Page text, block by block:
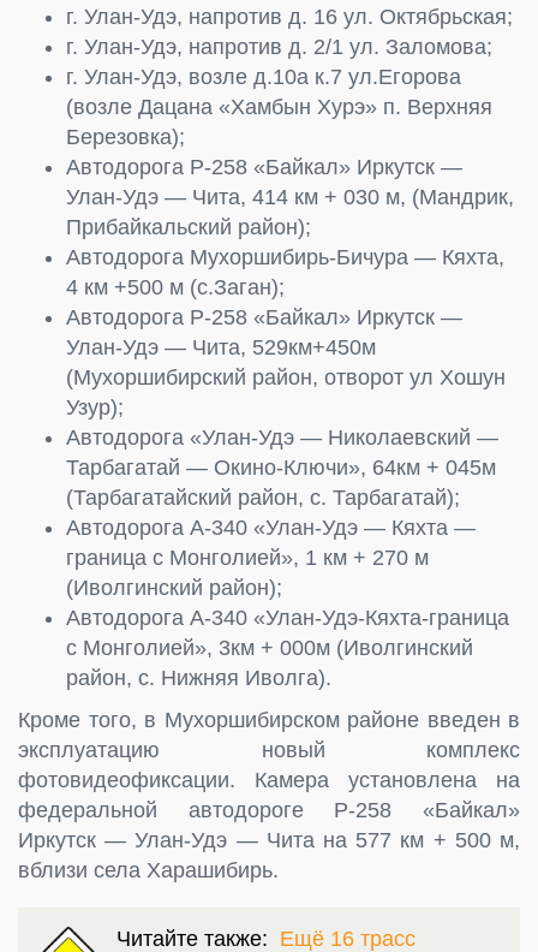
г. Улан-Удэ, напротив д. 16 ул. Октябрьская;
г. Улан-Удэ, напротив д. 2/1 ул. Заломова;
г. Улан-Удэ, возле д.10а к.7 ул.Егорова
(возле Дацана «Хамбын Хурэ» п. Верхняя
Березовка);
Автодорога Р-258 «Байкал» Иркутск —
Улан-Удэ — Чита, 414 км + 030 м, (Мандрик,
Прибайкальский район);
Автодорога Мухоршибирь-Бичура — Кяхта,
4 км +500 м (с.Заган);
Автодорога Р-258 «Байкал» Иркутск —
Улан-Удэ — Чита, 529км+450м
(Мухоршибирский район, отворот ул Хошун
Узур);
Автодорога «Улан-Удэ — Николаевский —
Тарбагатай — Окино-Ключи», 64км + 045м
(Тарбагатайский район, с. Тарбагатай);
Автодорога А-340 «Улан-Удэ — Кяхта —
граница с Монголией», 1 км + 270 м
(Иволгинский район);
Автодорога А-340 «Улан-Удэ-Кяхта-граница
с Монголией», 3км + 000м (Иволгинский
район, с. Нижняя Иволга).
Кроме того, в Мухоршибирском районе введен в
эксплуатацию новый комплекс
фотовидеофиксации. Камера установлена на
федеральной автодороге Р-258 «Байкал»
Иркутск — Улан-Удэ — Чита на 577 км + 500 м,
вблизи села Харашибирь.
Читайте также: Ещё 16 трасс